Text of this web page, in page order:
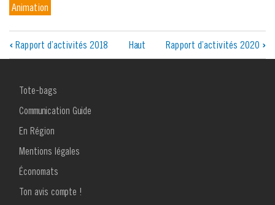
Animation
Liens
transversaux
de
livre
pour
Rapport
d’activités
‹Rapport d’activités 2018 Haut Rapport d’activités 2020 ›
MENU
FOOTER
Tote-bags
Communication Guide
En Région
Mentions légales
Économats
Ton avis compte !